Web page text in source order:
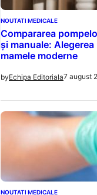
NOUTATI MEDICALE
Compararea
și manuale:
mamele moderne
byEchipa Editoriala7 august
NOUTATI MEDICALE